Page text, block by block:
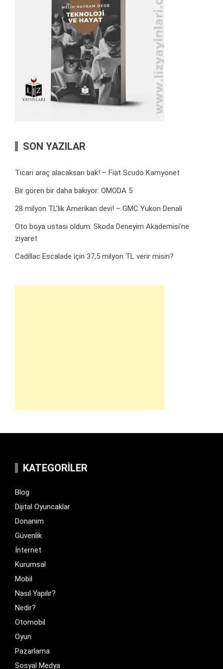
SON YAZILAR
Ticari araç alacaksan bak! – Fiat Scudo Kamyonet
Bir gören bir daha bakıyor: OMODA 5
28 milyon TL’lik Amerikan devi! – GMC Yukon Denali
Oto boya ustası oldum: Skoda Deneyim Akademisi’ne
ziyaret
Cadillac Escalade için 37,5 milyon TL verir misin?
KATEGORILER
Blog
Dijital Oyuncaklar
Donanim
Güvenlik
İnternet
Kurumsal
Mobil
Nasıl Yapılır?
Nedir?
Otomobil
Oyun
Pazarlama
Sosyal Medya